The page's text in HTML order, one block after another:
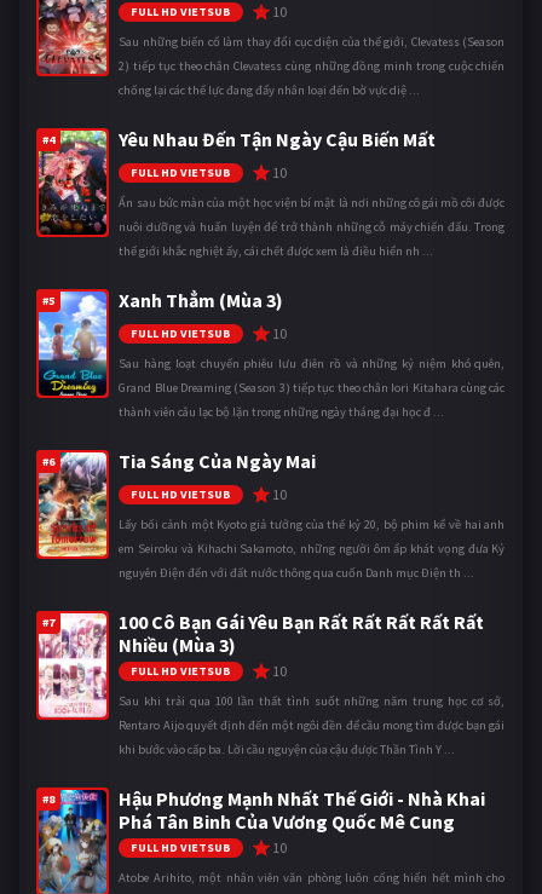
FULL HD VIETSUB 10
Sau những biến cố làm thay đổi cục diện của thế giới, Clevatess (Season
2) tiếp tục theo chân Clevatess cùng những đồng minh trong cuộc chiến
chống lại các thế lực đang đẩy nhân loại đến bờ vực diệ ...
#4 Yêu Nhau Đến Tận Ngày Cậu Biến Mất
FULL HD VIETSUB 10
Ẩn sau bức màn của một học viện bí mật là nơi những cô gái mồ côi được
nuôi dưỡng và huấn luyện để trở thành những cỗ máy chiến đấu. Trong
thế giới khắc nghiệt ấy, cái chết được xem là điều hiển nh ...
#5 Xanh Thẳm (Mùa 3)
FULL HD VIETSUB 10
Sau hàng loạt chuyến phiêu lưu điên rồ và những kỷ niệm khó quên,
Grand Blue Dreaming (Season 3) tiếp tục theo chân Iori Kitahara cùng các
thành viên câu lạc bộ lặn trong những ngày tháng đại học đ ...
#6 Tia Sáng Của Ngày Mai
FULL HD VIETSUB 10
Lấy bối cảnh một Kyoto giả tưởng của thế kỷ 20, bộ phim kể về hai anh
em Seiroku và Kihachi Sakamoto, những người ôm ấp khát vọng đưa Kỷ
nguyên Điện đến với đất nước thông qua cuốn Danh mục Điện th ...
#7
100 Cô Bạn Gái Yêu Bạn Rất Rất Rất Rất Rất
Nhiều (Mùa 3)
FULL HD VIETSUB 10
Sau khi trải qua 100 lần thất tình suốt những năm trung học cơ sở,
Rentaro Aijo quyết định đến một ngôi đền để cầu mong tìm được bạn gái
khi bước vào cấp ba. Lời cầu nguyện của cậu được Thần Tình Y ...
#8
Hậu Phương Mạnh Nhất Thế Giới - Nhà Khai
Phá Tân Binh Của Vương Quốc Mê Cung
FULL HD VIETSUB 10
Atobe Arihito, một nhân viên văn phòng luôn cống hiến hết mình cho